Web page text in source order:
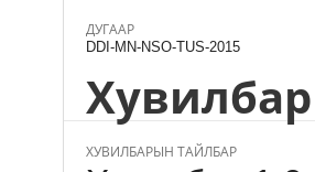
ДУГААР
DDI-MN-NSO-TUS-2015
Хувилбар
ХУВИЛБАРЫН ТАЙЛБАР